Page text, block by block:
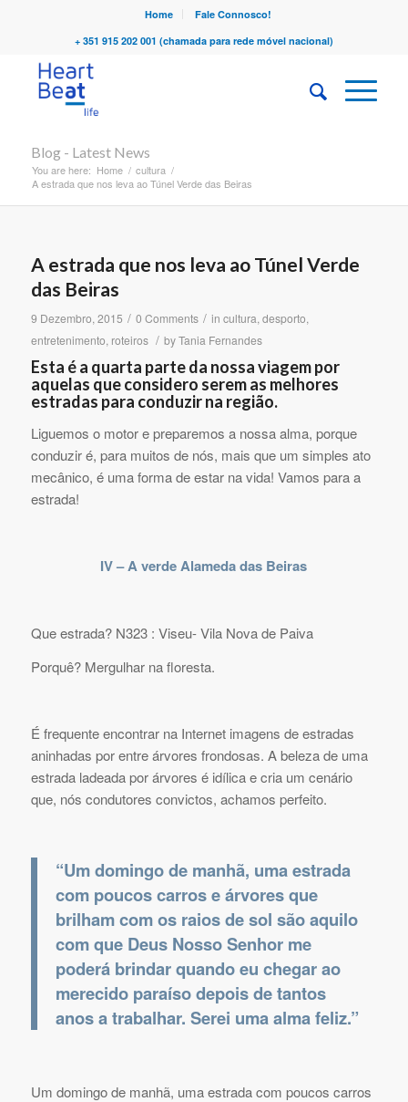
Home
Fale Connosco!
+ 351 915 202 001 (chamada para rede móvel nacional)
Blog - Latest News
You are here: Home / cultura /
A estrada que nos leva ao Túnel Verde das Beiras
A estrada que nos leva ao Túnel Verde
das Beiras
9 Dezembro, 2015 / 0 Comments / in cultura, desporto,
entretenimento, roteiros / byTania Fernandes
Esta é a quarta parte da nossa viagem por
aquelas que considero serem as melhores
estradas para conduzir na região.
Liguemos o motor e preparemos a nossa alma, porque
conduzir é, para muitos de nós, mais que um simples ato
mecânico, é uma forma de estar na vida! Vamos para a
estrada!
IV – A verde Alameda das Beiras
Que estrada? N323 : Viseu- Vila Nova de Paiva
Porquê? Mergulhar na floresta.
É frequente encontrar na Internet imagens de estradas
aninhadas por entre árvores frondosas. A beleza de uma
estrada ladeada por árvores é idílica e cria um cenário
que, nós condutores convictos, achamos perfeito.
“Um domingo de manhã, uma estrada
com poucos carros e árvores que
brilham com os raios de sol são aquilo
com que Deus Nosso Senhor me
poderá brindar quando eu chegar ao
merecido paraíso depois de tantos
anos a trabalhar. Serei uma alma feliz.”
Um domingo de manhã, uma estrada com poucos carros